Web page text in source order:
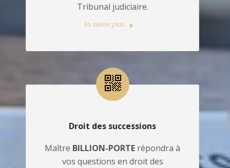
Tribunal judiciaire.
En savoir plus
Droit des successions
Maître BILLION-PORTE répondra à
vos questions en droit des